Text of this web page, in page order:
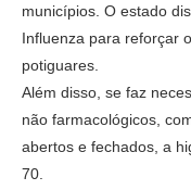
municípios. O estado
Influenza para reforçar
potiguares.
Além disso, se faz
não farmacológicos,
abertos e fechados, a
70.